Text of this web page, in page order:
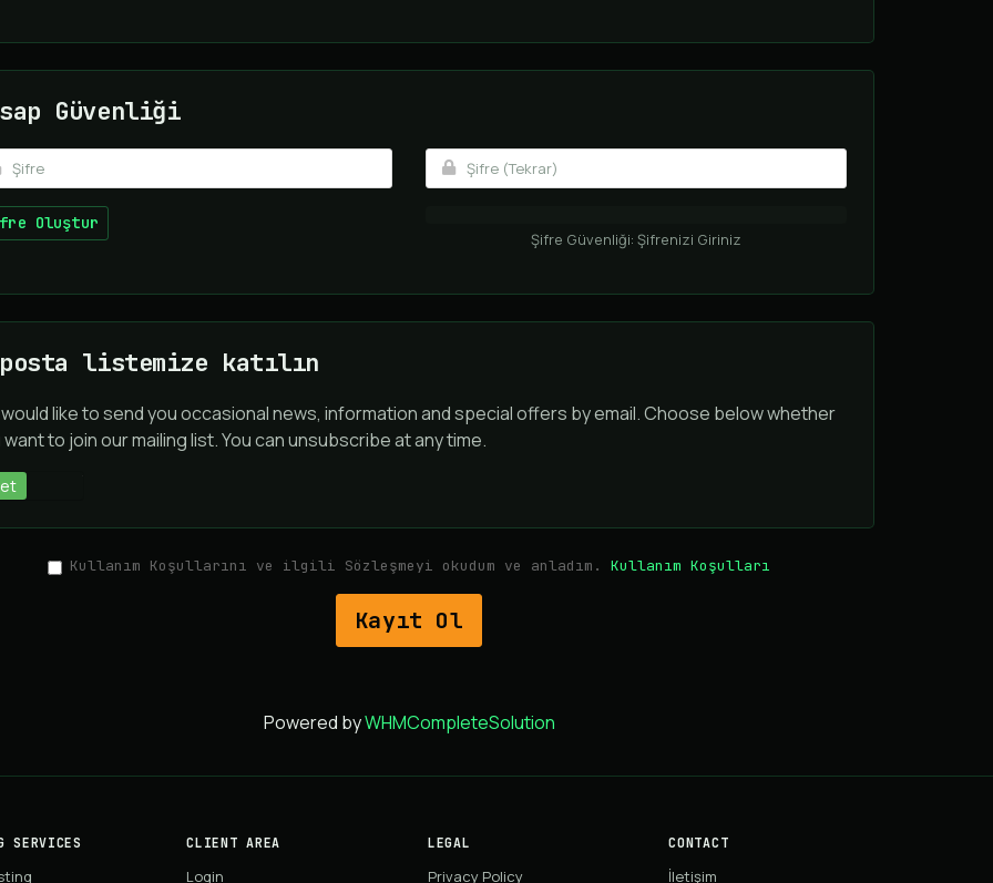
Güvenliği
Oluştur
Şifre Güvenliği: Şifrenizi Giriniz
listemize katılın
like to send you occasional news, information and special offers by email. Choose below whether
want to join our mailing list. You can unsubscribe at any time.
Kullanım Koşullarını ve ilgili Sözleşmeyi okudum ve anladım. Kullanım Koşulları
Powered byWHMCompleteSolution
SERVICES CLIENT AREA
Login
LEGAL
Privacy Policy
CONTACT
İletişim